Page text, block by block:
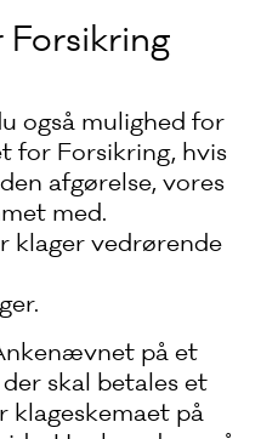
også mulighed for
for Forsikring, hvis
afgørelse, vores
med.
klager vedrørende
på et
skal betales et
klageskemaet på